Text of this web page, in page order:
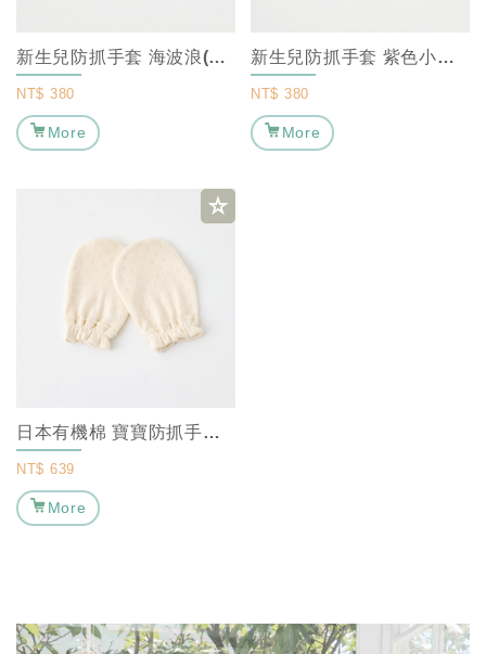
新生兒防抓手套 海波浪(海藍)｜ MARURU 嬰兒防抓手套、嬰兒純棉透氣手套...
NT$ 380
More
新生兒防抓手套 紫色小豆芽｜ MARURU 嬰兒防抓手套、嬰兒純棉透氣手套、新...
NT$ 380
More
日本有機棉 寶寶防抓手套洞洞款 ｜MARURU 嬰兒防抓手套、嬰兒純棉手套、新...
NT$ 639
More